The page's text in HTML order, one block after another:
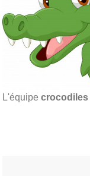
L'équipe crocodiles